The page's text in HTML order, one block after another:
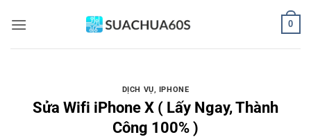
qua
0
DỊCH VỤ, IPHONE
Sửa Wifi iPhone X ( Lấy Ngay, Thành
Công 100% )